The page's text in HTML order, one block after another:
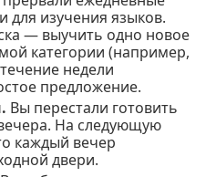
для изучения языков.
— выучить одно новое
категории (например,
недели
предложение.
Вы перестали готовить
На следующую
каждый вечер
двери.